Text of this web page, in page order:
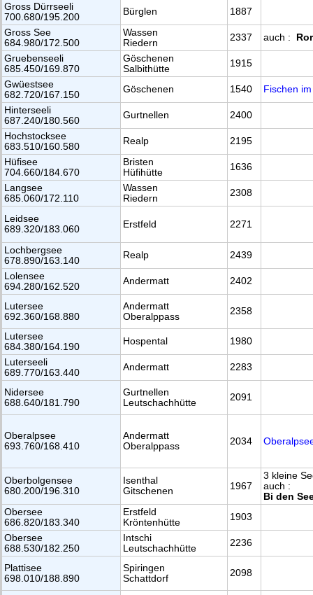
Gross Dürrseeli
700.680/195.200
Bürglen
1887
Gross See
684.980/172.500
Wassen
Riedern
2337 auch :
Gruebenseeli
685.450/169.870
Göschenen
Salbithütte
1915
Gwüestsee
682.720/167.150
Göschenen 1540
Fischen
Hinterseeli
687.240/180.560
Gurtnellen
2400
Hochstocksee
683.510/160.580
Realp
2195
Hüfisee
704.660/184.670
Bristen
Hüfihütte
1636
Langsee
685.060/172.110
Wassen
Riedern
2308
Leidsee
689.320/183.060
Erstfeld 2271
Lochbergsee
678.890/163.140
Realp
2439
Lolensee
694.280/162.520
Andermatt 2402
Lutersee
692.360/168.880
Andermatt
Oberalppass
2358
Lutersee
684.380/164.190
Hospental
1980
Luterseeli
689.770/163.440
Andermatt 2283
Nidersee
688.640/181.790
Gurtnellen
Leutschachhütte
2091
Oberalpsee
693.760/168.410
Andermatt
Oberalppass
2034
Oberbolgensee
680.200/196.310
Isenthal
Gitschenen
1967
3 kleine
auch :
Bi den
Obersee
686.820/183.340
Erstfeld
Kröntenhütte
1903
Obersee
688.530/182.250
Intschi
Leutschachhütte
2236
Plattisee
698.010/188.890
Spiringen
Schattdorf
2098